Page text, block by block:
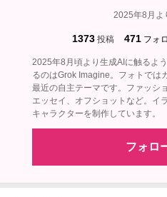
2025年8月よ
1373 投稿 471 フォ
2025年8月頃より生成AIに触るよ
るのはGrok Imagine。フォトでは
最近の自主テーマです。ファッシ
エッセイ、オフショットなど。イ
キャラクターを制作しています。
フォロ